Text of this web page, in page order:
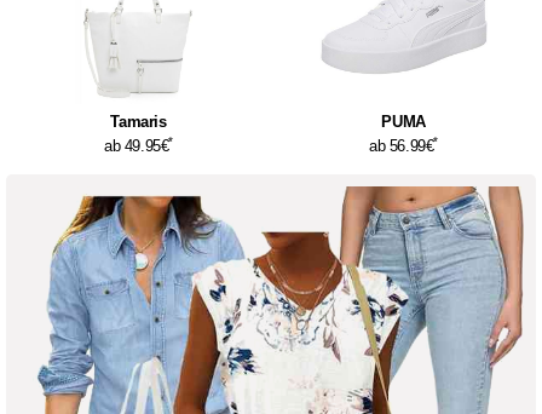
Tamaris
ab 49.95€*
PUMA
ab 56.99€*